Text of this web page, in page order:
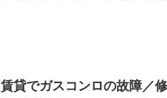
賃貸でガスコンロの故障／